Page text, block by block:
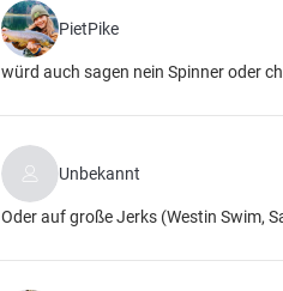
PietPike
würd auch sagen nein Spinner oder
Unbekannt
Oder auf große Jerks (Westin Swim,